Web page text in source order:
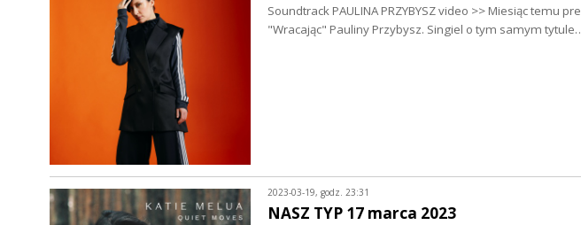
Soundtrack PAULINA PRZYBYSZ video >> Miesiąc temu
"Wracając" Pauliny Przybysz. Singiel o tym samym
2023-03-19, godz. 23:31
NASZ TYP 17 marca 2023